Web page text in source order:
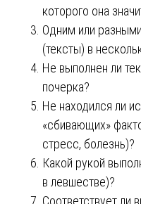
которого она
Одним или
(тексты) в
Не выполнен ли
почерка?
Не находился ли
«сбивающих»
стресс, болезнь)?
Какой рукой
в левшестве)?
Соответствует ли